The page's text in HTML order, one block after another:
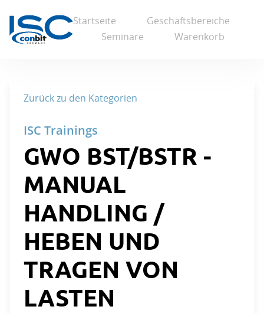
Startseite
Geschäftsbereiche
Seminare
Warenkorb
Zurück zu den Kategorien
GWO BST/BSTR -
MANUAL
HANDLING /
HEBEN UND
TRAGEN VON
LASTEN